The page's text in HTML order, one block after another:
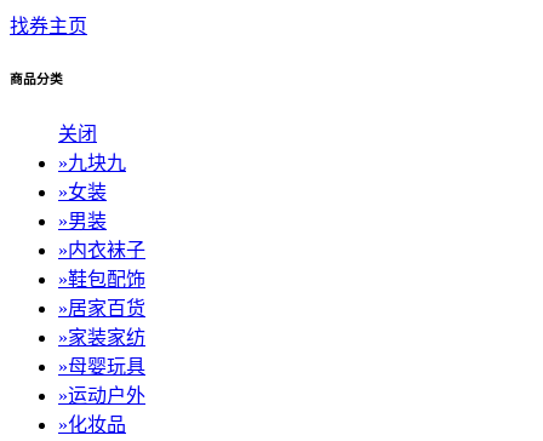
找券主页
商品分类
关闭
»九块九
»女装
»男装
»内衣袜子
»鞋包配饰
»居家百货
»家装家纺
»母婴玩具
»运动户外
»化妆品